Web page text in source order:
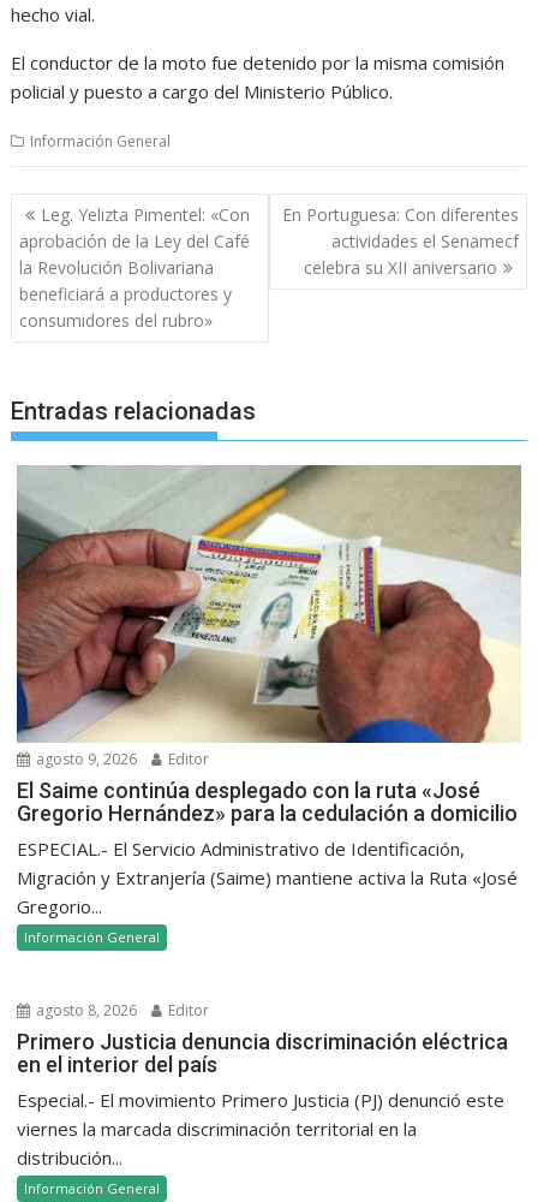
hecho vial.
El conductor de la moto fue detenido por la misma comisión
policial y puesto a cargo del Ministerio Público.
Información General
Navegación
de
entradas
Leg. Yelizta Pimentel: «Con
aprobación de la Ley del Café
la Revolución Bolivariana
beneficiará a productores y
consumidores del rubro»
En Portuguesa: Con diferentes
actividades el Senamecf
celebra su XII aniversario
Entradas relacionadas
agosto 9, 2026 Editor
El Saime continúa desplegado con la ruta «José
Gregorio Hernández» para la cedulación a domicilio
ESPECIAL.- El Servicio Administrativo de Identificación,
Migración y Extranjería (Saime) mantiene activa la Ruta «José
Gregorio...
Información General
agosto 8, 2026 Editor
Primero Justicia denuncia discriminación eléctrica
en el interior del país
Especial.- El movimiento Primero Justicia (PJ) denunció este
viernes la marcada discriminación territorial en la
distribución...
Información General